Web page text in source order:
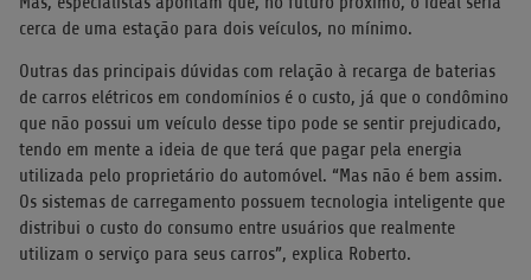
cerca de uma estação para dois veículos, no mínimo.
Outras das principais dúvidas com relação à recarga de baterias
de carros elétricos em condomínios é o custo, já que o condômino
que não possui um veículo desse tipo pode se sentir prejudicado,
tendo em mente a ideia de que terá que pagar pela energia
utilizada pelo proprietário do automóvel. “Mas não é bem assim.
Os sistemas de carregamento possuem tecnologia inteligente que
distribui o custo do consumo entre usuários que realmente
utilizam o serviço para seus carros”, explica Roberto.